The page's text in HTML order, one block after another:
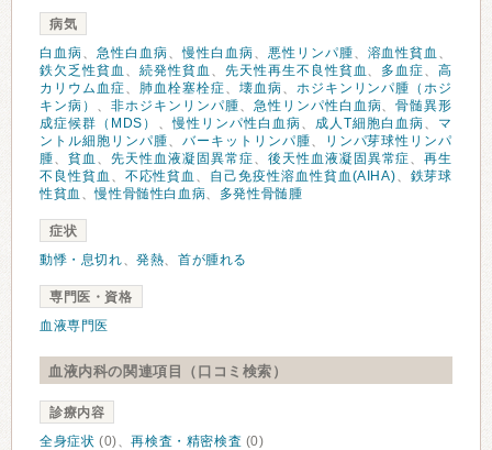
病気
白血病、 急性白血病、慢性白血病、 悪性リンパ腫、 溶血性貧血 、
鉄欠乏性貧血 、 続発性貧血 、 先天性再生不良性貧血 、 多血症、高
カリウム血症、 肺血栓塞栓症、 壊血病、 ホジキンリンパ腫（ホジ
キン病） 、 非ホジキンリンパ腫、 急性リンパ性白血病、骨髄異形
成症候群（MDS）
、慢性リンパ性白血病、 成人T細胞白血病、 マ
ントル細胞リンパ腫、 バーキットリンパ腫、
リンパ芽球性リンパ
腫、 貧血 、 先天性血液凝固異常症、 後天性血液凝固異常症、再生
不良性貧血 、 不応性貧血 、 自己免疫性溶血性貧血(AIHA)、 鉄芽球
性貧血 、慢性骨髄性白血病、 多発性骨髄腫
症状
動悸・息切れ、発熱、首が腫れる
専門医・資格
血液専門医
血液内科の関連項目（口コミ検索）
診療内容
全身症状 (0)、再検査・精密検査 (0)